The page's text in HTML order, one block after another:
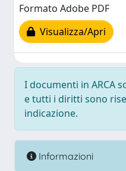
Formato Adobe PDF
Visualizza/Apri
I documenti in ARCA
e tutti i diritti sono
indicazione.
Informazioni